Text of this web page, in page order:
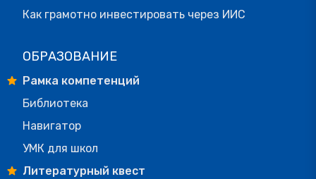
Как грамотно инвестировать через ИИС
ОБРАЗОВАНИЕ
Рамка компетенций
Библиотека
Навигатор
УМК для школ
Литературный квест